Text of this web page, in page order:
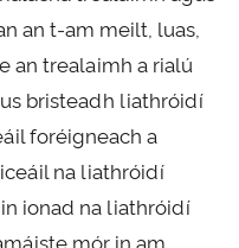
an t-am meilt, luas,
an trealaimh a rialú
bristeadh liathróidí
foréigneach a
na liathróidí
ionad na liathróidí